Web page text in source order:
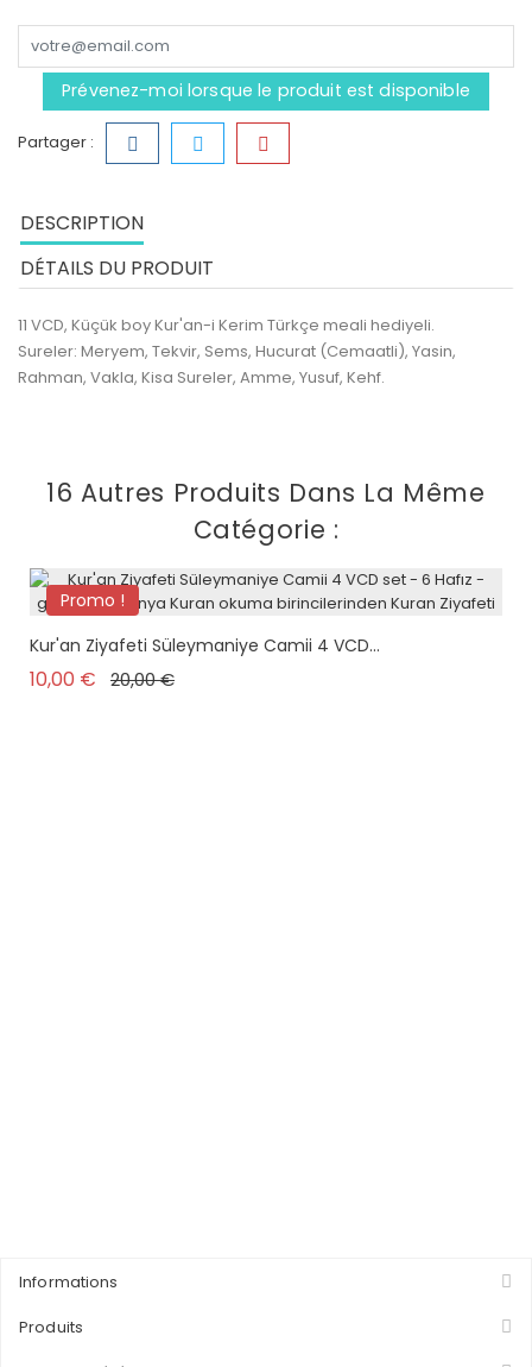
Prévenez-moi lorsque le produit est disponible
Partager :
DESCRIPTION
DÉTAILS DU PRODUIT
11 VCD, Küçük boy Kur'an-i Kerim Türkçe meali hediyeli.
Sureler: Meryem, Tekvir, Sems, Hucurat (Cemaatli), Yasin,
Rahman, Vakla, Kisa Sureler, Amme, Yusuf, Kehf.
16 Autres Produits Dans La Même
Catégorie :
Promo !
Kur'an Ziyafeti Süleymaniye Camii 4 VCD...
10,00 € Prix de base
20,00 €Prix
Informations
Produits